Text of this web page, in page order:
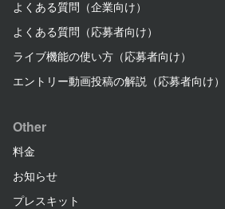
よくある質問（企業向け）
よくある質問（応募者向け）
ライブ機能の使い方（応募者向け）
エントリー動画投稿の解説（応募者向け）
Other
料金
お知らせ
プレスキット